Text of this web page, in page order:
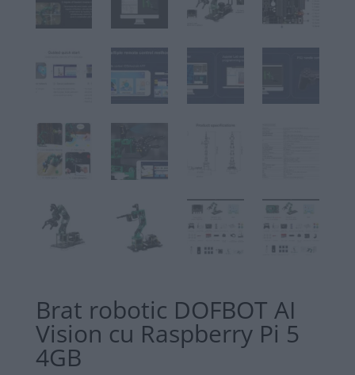
Brat robotic DOFBOT AI
Vision cu Raspberry Pi 5
4GB